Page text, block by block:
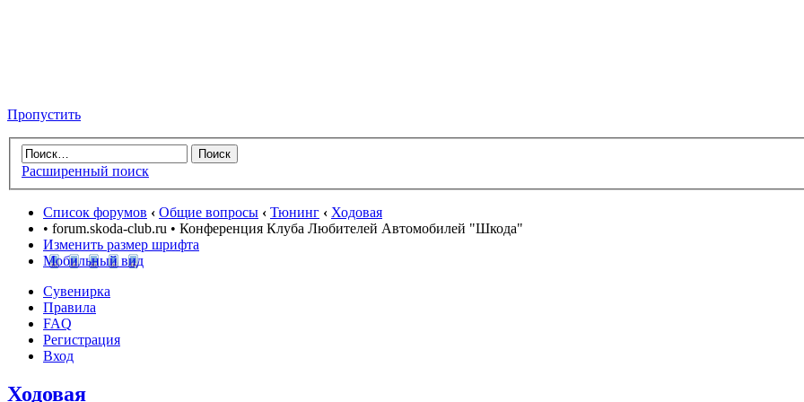
Пропустить
Расширенный поиск
Список форумов ‹ Общие вопросы ‹ Тюнинг ‹ Ходовая
• forum.skoda-club.ru • Конференция Клуба Любителей Автомобилей "Шкода"
Изменить размер шрифта
Мобильный вид
Сувенирка
Правила
FAQ
Регистрация
Вход
Ходовая